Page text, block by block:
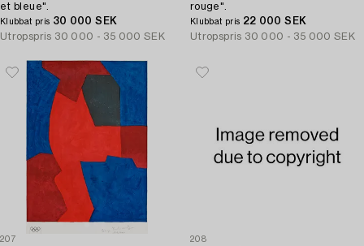
et bleue".
Klubbat pris 30 000 SEK
Utropspris 30 000 - 35 000 SEK
rouge".
Klubbat pris 22 000 SEK
Utropspris 30 000 - 35 000 SEK
207 208